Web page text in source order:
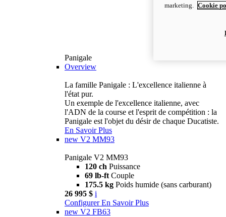
Panigale
Overview
La famille Panigale : L'excellence italienne à
l'état pur.
Un exemple de l'excellence italienne, avec
l'ADN de la course et l'esprit de compétition : la
Panigale est l'objet du désir de chaque Ducatiste.
En Savoir Plus
new V2 MM93
Panigale V2 MM93
120 ch Puissance
69 lb-ft Couple
175.5 kg Poids humide (sans carburant)
26 995 $ i
Configurer En Savoir Plus
new V2 FB63
marketing.
Cookie